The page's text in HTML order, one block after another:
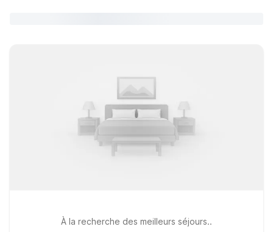
À la recherche des meilleurs séjours..